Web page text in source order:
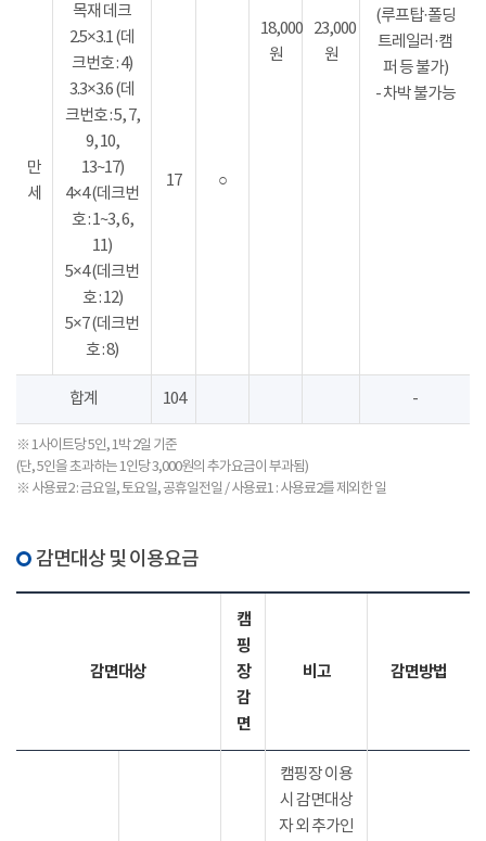
18,000
원
23,000
원
(루프탑·폴딩
트레일러·캠
퍼 등 불가)
- 차박 불가능
만
세
목재 데크
2.5×3.1 (데
크번호 : 4)
3.3×3.6 (데
크번호 : 5, 7,
9, 10,
13~17)
4×4 (데크번
호 : 1~3, 6,
11)
5×4 (데크번
호 : 12)
5×7 (데크번
호 : 8)
17 ○
합계 104 -
※ 1사이트당 5인, 1박 2일 기준
(단, 5인을 초과하는 1인당 3,000원의 추가요금이 부과됨)
※ 사용료2 : 금요일, 토요일, 공휴일전일 / 사용료1 : 사용료2를 제외한 일
감면대상 및 이용요금
감면대상
캠
핑
장
감
면
비고 감면방법
캠핑장 이용
시 감면대상
자 외 추가인